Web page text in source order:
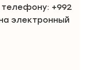
телефону: +992
электронный